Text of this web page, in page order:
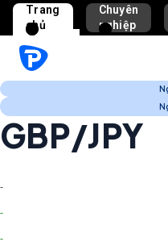
Trang
chủ
Chuyên
nghiệp
GBP/JPY
-
-
-